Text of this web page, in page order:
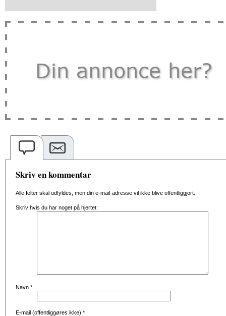
Skriv en kommentar
Alle felter skal udfyldes, men din e-mail-adresse vil ikke blive offentliggjort.
Skriv hvis du har noget på hjertet:
Navn *
E-mail (offentliggøres ikke) *